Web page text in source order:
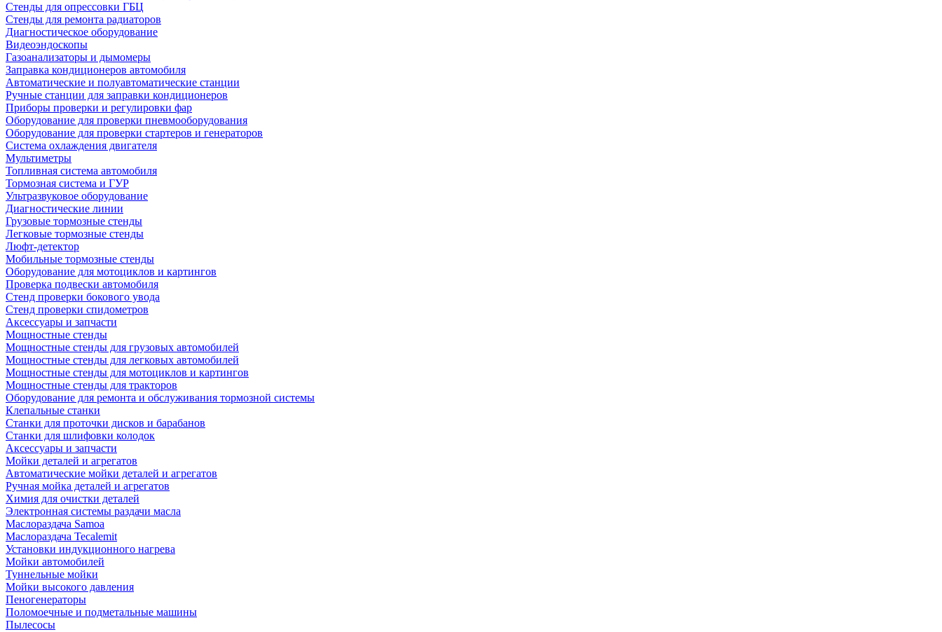
Стенды для опрессовки ГБЦ
Стенды для ремонта радиаторов
Диагностическое оборудование
Видеоэндоскопы
Газоанализаторы и дымомеры
Заправка кондиционеров автомобиля
Автоматические и полуавтоматические станции
Ручные станции для заправки кондиционеров
Приборы проверки и регулировки фар
Оборудование для проверки пневмооборудования
Оборудование для проверки стартеров и генераторов
Система охлаждения двигателя
Мультиметры
Топливная система автомобиля
Тормозная система и ГУР
Ультразвуковое оборудование
Диагностические линии
Грузовые тормозные стенды
Легковые тормозные стенды
Люфт-детектор
Мобильные тормозные стенды
Оборудование для мотоциклов и картингов
Проверка подвески автомобиля
Стенд проверки бокового увода
Стенд проверки спидометров
Аксессуары и запчасти
Мощностные стенды
Мощностные стенды для грузовых автомобилей
Мощностные стенды для легковых автомобилей
Мощностные стенды для мотоциклов и картингов
Мощностные стенды для тракторов
Оборудование для ремонта и обслуживания тормозной системы
Клепальные станки
Станки для проточки дисков и барабанов
Станки для шлифовки колодок
Аксессуары и запчасти
Мойки деталей и агрегатов
Автоматические мойки деталей и агрегатов
Ручная мойка деталей и агрегатов
Химия для очистки деталей
Электронная системы раздачи масла
Маслораздача Samoa
Маслораздача Tecalemit
Установки индукционного нагрева
Мойки автомобилей
Туннельные мойки
Мойки высокого давления
Пеногенераторы
Поломоечные и подметальные машины
Пылесосы